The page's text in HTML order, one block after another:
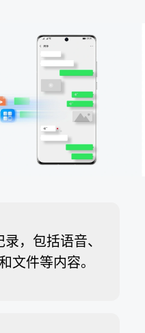
，包括语音、
文件等内⁠容。